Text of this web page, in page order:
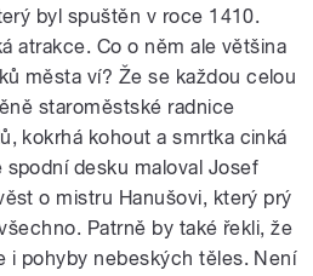
byl spuštěn v roce 1410.
atrakce. Co o něm ale většina
města ví? Že se každou celou
staroměstské radnice
kokrhá kohout a smrtka cinká
desku maloval Josef
o mistru Hanušovi, který prý
Patrně by také řekli, že
i pohyby nebeských těles. Není